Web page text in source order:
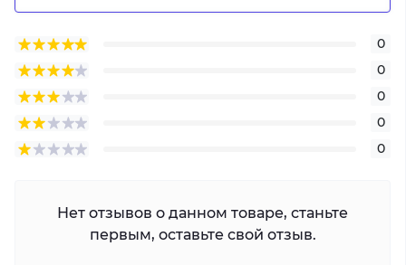
0
0
0
0
0
Нет отзывов о данном товаре, станьте
первым, оставьте свой отзыв.